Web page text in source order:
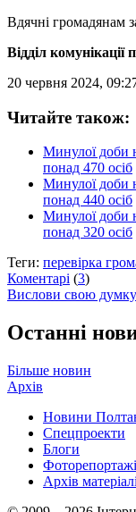
Вдячні громадянам
Відділ комунікації
20 червня 2024,
Читайте також:
Минулої доби
понад 470 осіб
Минулої доби
понад 440 осіб
Минулої доби
понад 320 осіб
Теги: перевірка
Коментарі (3)
Вислови свою
Останні
Більше новин
Архів
Новини
Спецпроекти
Блоги
Фоторепортажі
Архів